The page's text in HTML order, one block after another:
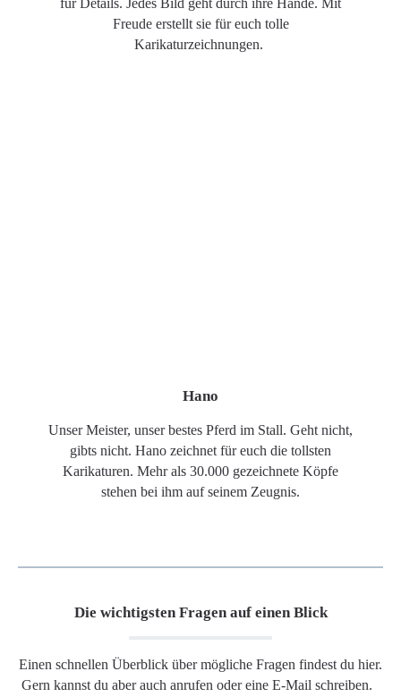
für Details. Jedes Bild geht durch ihre Hände. Mit
Freude erstellt sie für euch tolle
Karikaturzeichnungen.
Hano
Unser Meister, unser bestes Pferd im Stall. Geht nicht,
gibts nicht. Hano zeichnet für euch die tollsten
Karikaturen. Mehr als 30.000 gezeichnete Köpfe
stehen bei ihm auf seinem Zeugnis.
Die wichtigsten Fragen auf einen Blick
Einen schnellen Überblick über mögliche Fragen findest du hier.
Gern kannst du aber auch anrufen oder eine E-Mail schreiben.